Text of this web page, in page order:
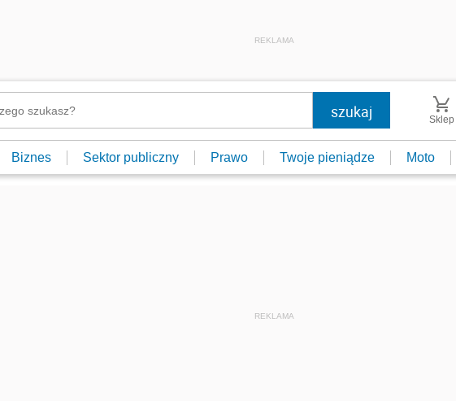
REKLAMA
Sklep
Biznes Sektor publiczny Prawo Twoje pieniądze Moto